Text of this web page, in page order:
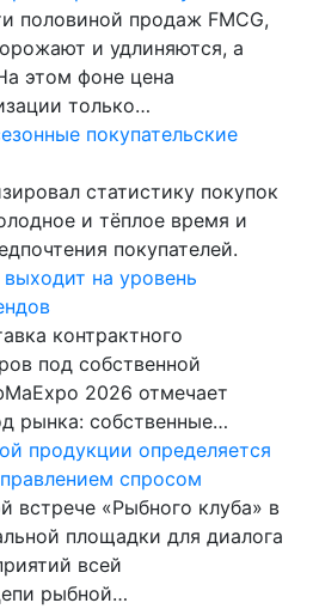
половиной продаж FMCG,
и удлиняются, а
этом фоне цена
только…
покупательские
статистику покупок
и тёплое время и
покупателей.
на уровень
контрактного
под собственной
2026 отмечает
рынка: собственные…
продукции определяется
спросом
встрече «Рыбного клуба» в
площадки для диалога
всей
рыбной…